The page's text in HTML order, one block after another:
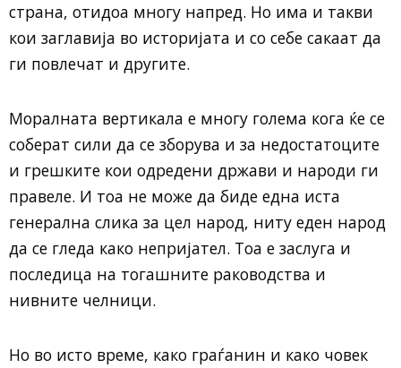
страна, отидоа многу напред. Но има и такви
кои заглавија во историјата и со себе сакаат да
ги повлечат и другите.
Моралната вертикала е многу голема кога ќе се
соберат сили да се зборува и за недостатоците
и грешките кои одредени држави и народи ги
правеле. И тоа не може да биде една иста
генерална слика за цел народ, ниту еден народ
да се гледа како непријател. Тоа е заслуга и
последица на тогашните раководства и
нивните челници.
Но во исто време, како граѓанин и како човек